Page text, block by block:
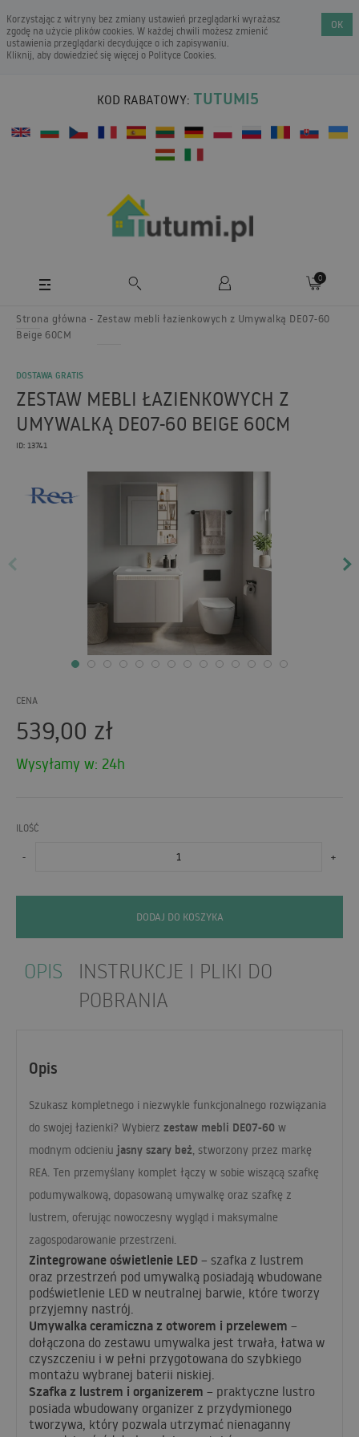
Korzystając z witryny bez zmiany ustawień przeglądarki wyrażasz
zgodę na użycie plików cookies. W każdej chwili możesz zmienić
ustawienia przeglądarki decydujące o ich zapisywaniu.
Kliknij, aby dowiedzieć się więcej o Polityce Cookies.
OK
KOD RABATOWY: TUTUMI5
0
Strona główna
Zestaw mebli łazienkowych z Umywalką DE07-60
Beige 60CM
DOSTAWA GRATIS
ZESTAW MEBLI ŁAZIENKOWYCH Z
UMYWALKĄ DE07-60 BEIGE 60CM
ID: 13741
CENA
539,00 zł
Wysyłamy w: 24h
ILOŚĆ
- +
DODAJ DO KOSZYKA
OPIS
INSTRUKCJE I PLIKI DO
POBRANIA
Opis
Szukasz kompletnego i niezwykle funkcjonalnego rozwiązania
do swojej łazienki? Wybierz zestaw mebli DE07-60 w
modnym odcieniu jasny szary beż, stworzony przez markę
REA. Ten przemyślany komplet łączy w sobie wiszącą szafkę
podumywalkową, dopasowaną umywalkę oraz szafkę z
lustrem, oferując nowoczesny wygląd i maksymalne
zagospodarowanie przestrzeni.
Zintegrowane oświetlenie LED – szafka z lustrem
oraz przestrzeń pod umywalką posiadają wbudowane
podświetlenie LED w neutralnej barwie, które tworzy
przyjemny nastrój.
Umywalka ceramiczna z otworem i przelewem –
dołączona do zestawu umywalka jest trwała, łatwa w
czyszczeniu i w pełni przygotowana do szybkiego
montażu wybranej baterii niskiej.
Szafka z lustrem i organizerem – praktyczne lustro
posiada wbudowany organizer z przydymionego
tworzywa, który pozwala utrzymać nienaganny